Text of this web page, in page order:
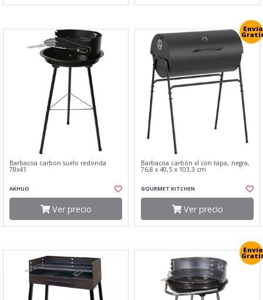
Barbacoa carbon suelo redonda
78x41
AKHUO
Ver precio
Envío
Barbacoa carbón xl con tapa, negra,
76,8 x 40,5 x 103,3 cm
GOURMET KITCHEN
Ver precio
Envío